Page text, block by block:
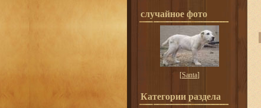
случайное фото
[Santa]
Категории раздела